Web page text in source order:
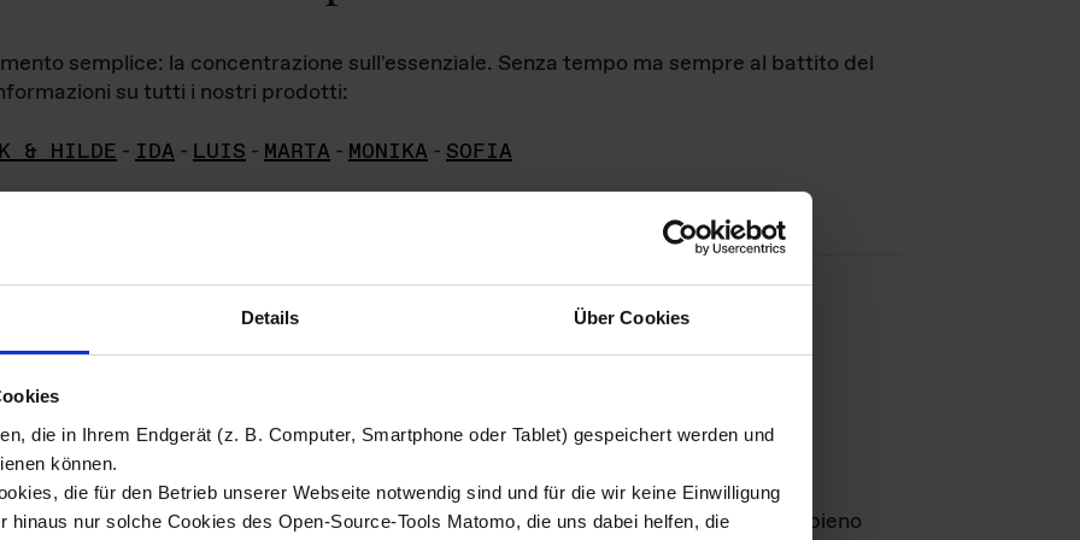
Details Über Cookies
die in Ihrem Endgerät (z. B. Computer, Smartphone oder Tablet) gespeichert werden und
können.
die für den Betrieb unserer Webseite notwendig sind und für die wir keine Einwilligung
hinaus nur solche Cookies des Open-Source-Tools Matomo, die uns dabei helfen, die
semplice: la concentrazione sull'essenziale. Senza tempo ma sempre al battito del
su tutti i nostri prodotti:
& HILDE - IDA - LUIS - MARTA - MONIKA - SOFIA
di immagini
materiale fotografico sono detenuti daDas ganze LebenGmbH e rimangono in pieno